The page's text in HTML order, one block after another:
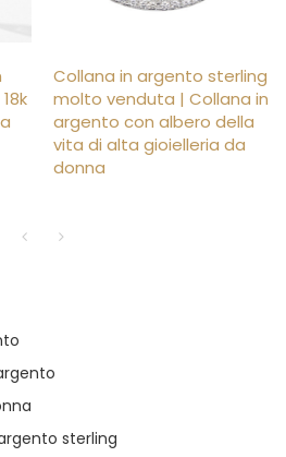
Collana in argento sterling
molto venduta | Collana in
argento con albero della
vita di alta gioielleria da
donna
sterling